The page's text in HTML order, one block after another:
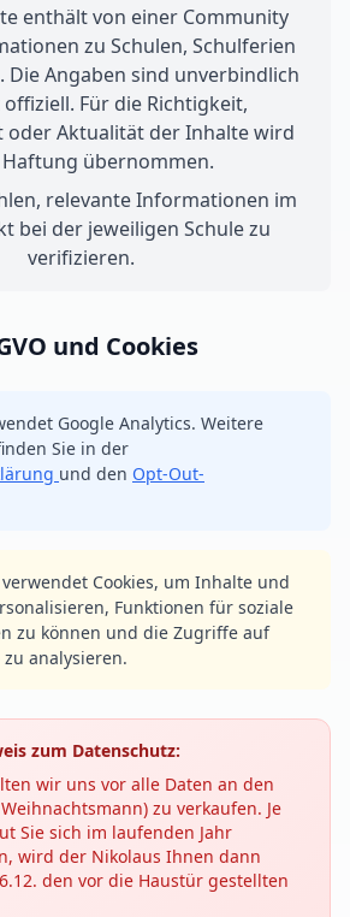
enthält von einer Community
zu Schulen, Schulferien
Die Angaben sind unverbindlich
Für die Richtigkeit,
oder Aktualität der Inhalte wird
übernommen.
relevante Informationen im
bei der jeweiligen Schule zu
verifizieren.
und Cookies
Google Analytics. Weitere
Sie in der
und den Opt-Out-
Cookies, um Inhalte und
Funktionen für soziale
zu können und die Zugriffe auf
analysieren.
zum Datenschutz:
wir uns vor alle Daten an den
zu verkaufen. Je
Sie sich im laufenden Jahr
wird der Nikolaus Ihnen dann
den vor die Haustür gestellten